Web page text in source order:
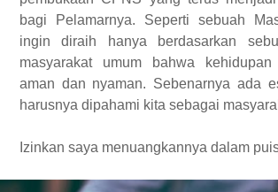
bagi Pelamarnya. Seperti sebuah
ingin diraih hanya berdasarkan
masyarakat umum bahwa
aman dan nyaman. Sebenarnya ada
harusnya dipahami kita sebagai
Izinkan saya menuangkannya dalam